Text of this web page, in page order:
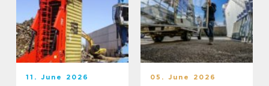
11. June 2026 05. June 2026